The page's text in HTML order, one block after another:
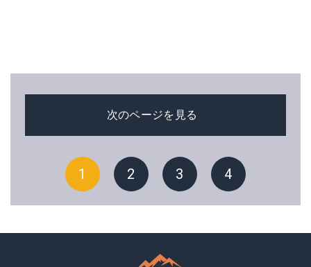
次のページを見る
1 2 3 4